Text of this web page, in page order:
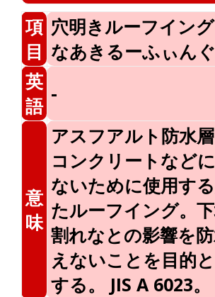
項
目
穴明きルーフイ
なあきるーふぃんぐ
英
語
-
意
味
アスフアルト防水
コンクリートなど
ないために使用す
たルーフイング。
割れなとの影響を
えないことを目的
する。 JIS A 6023。